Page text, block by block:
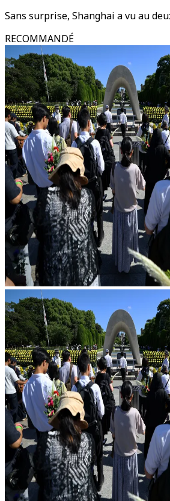
Sans surprise, Shanghai a vu au
RECOMMANDÉ